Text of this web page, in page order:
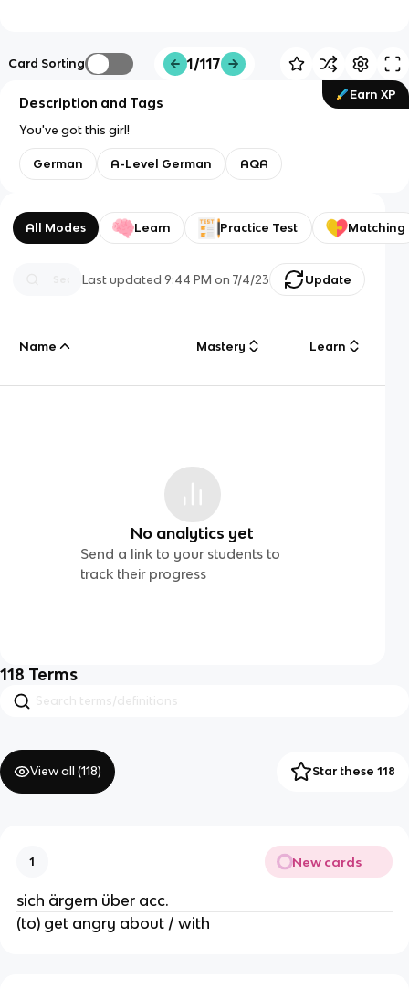
Card Sorting 1/117
Earn XP
Description and Tags
You've got this girl!
German A-Level German AQA
All Modes Learn Practice Test Matching
Last updated9:44 PM on 7/4/23 Update
Name Mastery Learn
No analytics yet
Send a link to your students to
track their progress
118 Terms
View all (118) Star these 118
1 New cards
sich ärgern über acc.
(to) get angry about / with